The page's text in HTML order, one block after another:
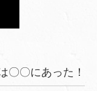
〇〇にあった！